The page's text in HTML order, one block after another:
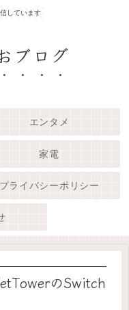
しています
ブログ
エンタメ
家電
プライバシーポリシー
のSwitch